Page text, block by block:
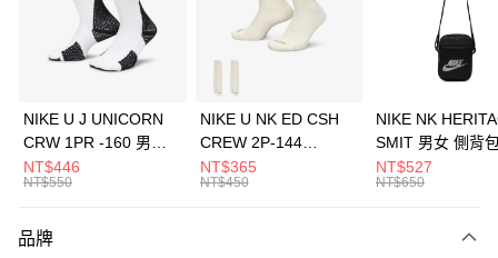
合作金庫商業銀行
第一商業銀行
華南商業銀行
彰化商業銀行
上海商業儲蓄銀行
元大商業銀行
台灣樂天信用卡公司
Apple Pay
全盈+PAY
AFTEE先享後付
【關於「AFTEE先享後付」】
NIKE U J UNICORN
CRW 1PR -160 男女
中統襪 FZ3393100
NT$446
NT$550
NIKE U NK ED CSH
CREW 2P-144
EMBRDY 男女 短統襪
FZ3073133
NT$365
NT$450
NIKE NK
SMIT 男女 側背
BA5871010
NT$527
NT$650
品牌